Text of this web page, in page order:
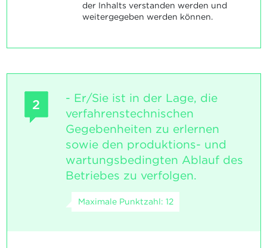
der Inhalts verstanden werden und
weitergegeben werden können.
2
- Er/Sie ist in der Lage, die
verfahrenstechnischen
Gegebenheiten zu erlernen
sowie den produktions- und
wartungsbedingten Ablauf des
Betriebes zu verfolgen.
Maximale Punktzahl: 12